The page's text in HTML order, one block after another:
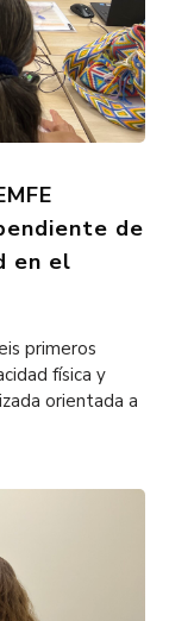
de
en el
primeros
física y
orientada a